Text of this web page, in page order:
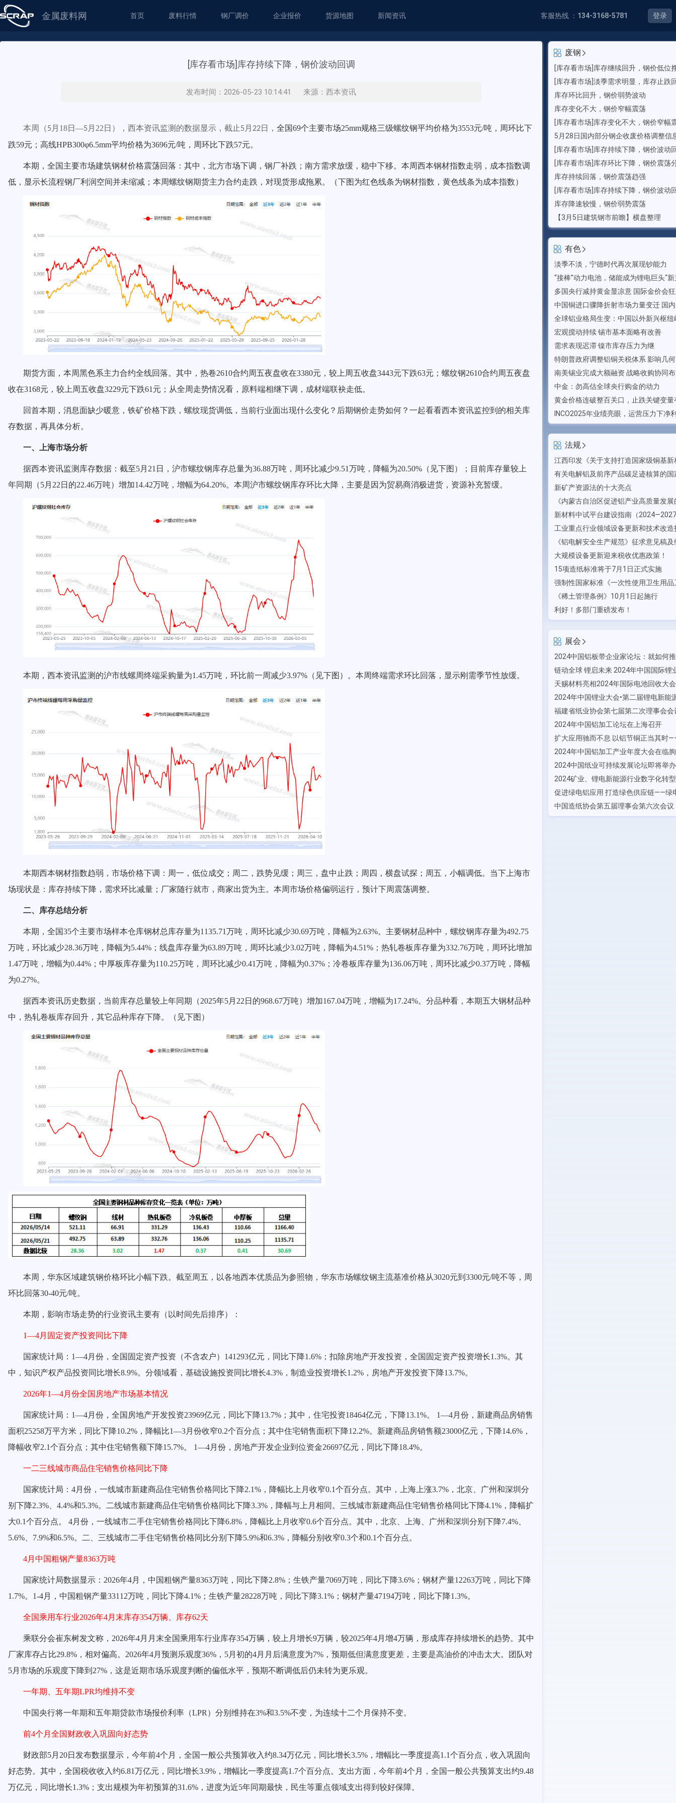
金属废料网 首页 废料行情 钢厂调价 企业报价 货源地图 新闻资讯 客服热线 ： 134-3168-5781 登录
[库存看市场]库存持续下降，钢价波动回调
发布时间：2026-05-23 10:14:41 来源：西本资讯
本周（5 月 18日—5 月 22 日），西本资讯监测的数据显示，截止5 月 22日， 全国69个主要市场25mm规格三级螺纹钢平均价格为3553元/吨，周环比下
跌59元；高线HPB300φ6.5mm平均价格为3696元/吨，周环比下跌57元。
本期，全国主要市场建筑钢材价格震荡回落 ：其中， 北方市场下调 ， 钢厂补跌 ；南方需求放缓 ， 稳中下移。本周西本钢材指数走弱 ，成本指数调
低 ，显示长流程钢厂利润空间并未缩减 ；本周螺纹钢期货主力合约走跌 ，对现货形成拖累。（下图为红色线条为钢材指数，黄色线条为成本指数）
期货方面，本周黑色系主力合约全线回落。其中，热卷2610合约周五夜盘收在3380元，较上周五收盘3443元下跌63元；螺纹钢2610合约周五夜盘
收在3168元，较上周五收盘3229元下跌61元；从全周走势情况看，原料端相继下调 ，成材端联袂走低。
回首本期，消息面缺少暖意 ， 铁矿价格下跌 ，螺纹现货调低 ，当前行业面出现什么变化？后期钢价走势如何？一起看看西本资讯监控到的相关库
存数据，再具体分析。
一、上海市场分析
据西本资讯监测库存数据：截至5月 21 日，沪市螺纹钢库存总量为36.88万吨，周环比减少9.51万吨，降幅为20.50%（见下图）；目前库存量较上
年同期（5月 22 日的22.46万吨）增加14.42万吨，增幅为64.20%。本周沪市螺纹钢库存环比大降 ， 主要是因为贸易商消极进货，资源补充暂缓。
本期，西本资讯监测的沪市线螺周终端采购量为1.45万吨，环比前一周减少3.97%（见下图）。本周终端需求环比回落 ， 显示刚需季节性放缓。
本期西本钢材指数趋弱 ，市场价格下调 ：周一， 低位成交 ；周二， 跌势见缓 ；周三， 盘中止跌 ；周四， 横盘试探 ；周五， 小幅调低。当下上海市
场现状是：库存持续下降 ，需求环比减量 ； 厂家随行就市 ，商家出货为主。本周市场价格偏弱运行 ，预计下周 震荡调整。
二、库存总结分析
本期，全国35个主要市场样本仓库钢材总库存量为1135.71万吨，周环比减少30.69万吨，降幅为2.63%。主要钢材品种中，螺纹钢库存量为492.75
万吨，环比减少28.36万吨，降幅为5.44%；线盘库存量为63.89万吨，周环比减少3.02万吨，降幅为4.51%；热轧卷板库存量为332.76万吨，周环比增加
1.47万吨， 增幅为0.44%；中厚板库存量为110.25万吨，周环比减少0.41万吨，降幅为0.37%；冷卷板库存量为136.06万吨，周环比减少0.37万吨，降幅
为0.27%。
据西本资讯历史数据，当前库存总量较上年同期（2025年5月 22 日的968.67万吨）增加167.04万吨，增幅为1 7.24%。分品种看，本期五大钢材品种
中， 热轧卷板库存回升，其它品种库存下降。（见下图）
本周，华东区域建筑钢价格环比小幅下跌。截至周五，以各地西本优质品为参照物，华东市场螺纹钢主流基准价格从3020元到3300元/吨不等，周
环比回落30-40元/吨。
本期，影响市场走势的行业资讯主要有（以时间先后排序）：
1—4月固定资产投资同比下降
国家统计局： 1—4月份，全国固定资产投资（不含农户）141293亿元，同比下降1.6%；扣除房地产开发投资，全国固定资产投资增长1.3%。其
中，知识产权产品投资同比增长8.9%。分领域看，基础设施投资同比增长4.3%，制造业投资增长1.2%，房地产开发投资下降13.7%。
2026年1—4月份全国房地产市场基本情况
国家统计局： 1—4月份，全国房地产开发投资23969亿元，同比下降13.7%；其中，住宅投资18464亿元，下降13.1%。 1—4月份，新建商品房销售
面积25258万平方米，同比下降10.2%，降幅比1—3月份收窄0.2个百分点；其中住宅销售面积下降12.2%。新建商品房销售额23000亿元，下降14.6%，
降幅收窄2.1个百分点；其中住宅销售额下降15.7%。 1—4月份，房地产开发企业到位资金26697亿元，同比下降18.4%。
一二三线城市商品住宅销售价格同比下降
国家统计局： 4月份，一线城市新建商品住宅销售价格同比下降2.1%，降幅比上月收窄0.1个百分点。其中，上海上涨3.7%，北京、广州和深圳分
别下降2.3%、4.4%和5.3%。二线城市新建商品住宅销售价格同比下降3.3%，降幅与上月相同。三线城市新建商品住宅销售价格同比下降4.1%，降幅扩
大0.1个百分点。 4月份，一线城市二手住宅销售价格同比下降6.8%，降幅比上月收窄0.6个百分点。其中，北京、上海、广州和深圳分别下降7.4%、
5.6%、7.9%和6.5%。二、三线城市二手住宅销售价格同比分别下降5.9%和6.3%，降幅分别收窄0.3个和0.1个百分点。
4月中国粗钢产量8363万吨
国家统计局数据显示： 2026年4月，中国粗钢产量8363万吨，同比下降2.8%；生铁产量7069万吨，同比下降3.6%；钢材产量12263万吨，同比下降
1.7%。1-4月，中国粗钢产量33112万吨，同比下降4.1%；生铁产量28228万吨，同比下降3.1%；钢材产量47194万吨，同比下降1.3%。
全国乘用车行业2026年4月末库存354万辆、库存62天
乘联分会崔东树发文称， 2026年4月月末全国乘用车行业库存354万辆，较上月增长9万辆，较2025年4月增4万辆，形成库存持续增长的趋势。其中
厂家库存占比29.8%，相对偏高。2026年4月预测乐观度36%，5月初的4月月后满意度为7%，预期低但满意度更差，主要是高油价的冲击太大。团队对
5月市场的乐观度下降到27%，这是近期市场乐观度判断的偏低水平，预期不断调低后仍未转为更乐观。
一年期、五年期LPR均维持不变
中国央行将一年期和五年期贷款市场报价利率（LPR）分别维持在3%和3.5%不变，为连续十二个月保持不变。
前4个月全国财政收入巩固向好态势
财政部5月20日发布数据显示，今年前4个月，全国一般公共预算收入约8.34万亿元，同比增长3.5%，增幅比一季度提高1.1个百分点，收入巩固向
好态势。其中，全国税收收入约6.81万亿元，同比增长3.9%，增幅比一季度提高1.7个百分点。支出方面，今年前4个月，全国一般公共预算支出约9.48
万亿元，同比增长1.3%；支出规模为年初预算的31.6%，进度为近5年同期最快，民生等重点领域支出得到较好保障。
废钢
[库存看市场]库存继续回升，钢价低位
[库存看市场]淡季需求明显，库存止跌
库存环比回升，钢价弱势波动
库存变化不大，钢价窄幅震荡
[库存看市场]库存变化不大，钢价窄幅
5月28日国内部分钢企收废价格调整信
[库存看市场]库存持续下降，钢价波动
[库存看市场]库存环比下降，钢价震荡
库存持续回落，钢价震荡趋强
[库存看市场]库存持续下降，钢价波动
库存降速较慢，钢价弱势震荡
【3月5日建筑钢市前瞻】横盘整理
有色
淡季不淡，宁德时代再次展现钞能力
“接棒”动力电池，储能成为锂电巨头“新
多国央行减持黄金显凉意 国际金价会
宏观搅动持续 锡市基本面略有改善
需求表现迟滞 镍市库存压力为继
特朗普政府调整铝铜关税体系 影响几
中金：勿高估全球央行购金的动力
黄金价格连破整百关口，止跌关键变量
法规
新矿产资源法的十大亮点
大规模设备更新迎来税收优惠政策！
15项造纸标准将于7月1日正式实施
《稀土管理条例》10月1日起施行
利好！多部门重磅发布！
展会
2024年中国铝加工论坛在上海召开
2024年中国铝加工产业年度大会在临
2024中国纸业可持续发展论坛即将举办